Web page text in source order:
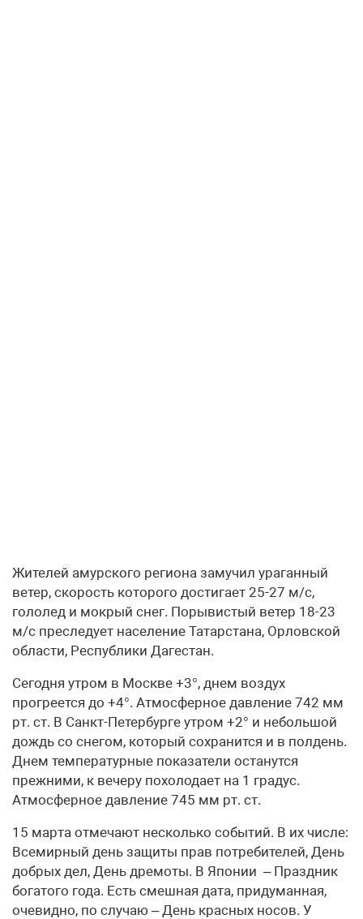
Жителей амурского региона замучил ураганный
ветер, скорость которого достигает 25-27 м/с,
гололед и мокрый снег. Порывистый ветер 18-23
м/с преследует население Татарстана, Орловской
области, Республики Дагестан.
Сегодня утром в Москве +3°, днем воздух
прогреется до +4°. Атмосферное давление 742 мм
рт. ст. В Санкт-Петербурге утром +2° и небольшой
дождь со снегом, который сохранится и в полдень.
Днем температурные показатели останутся
прежними, к вечеру похолодает на 1 градус.
Атмосферное давление 745 мм рт. ст.
15 марта отмечают несколько событий. В их числе:
Всемирный день защиты прав потребителей, День
добрых дел, День дремоты. В Японии – Праздник
богатого года. Есть смешная дата, придуманная,
очевидно, по случаю – День красных носов. У